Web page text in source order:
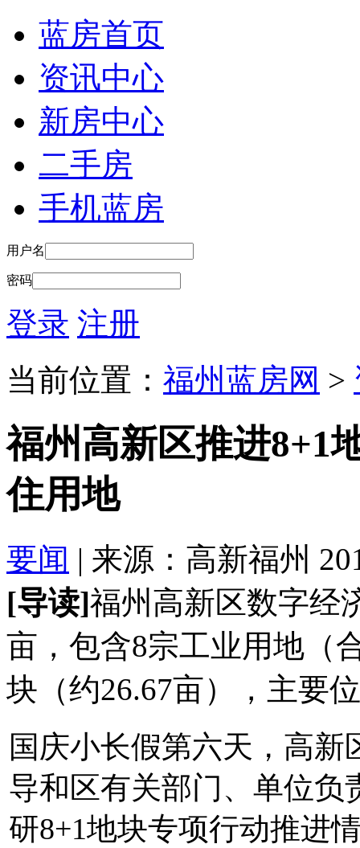
蓝房首页
资讯中心
新房中心
二手房
手机蓝房
用户名
密码
登录 注册
当前位置： 福州蓝房网 >
福州高新区推进8+1
住用地
要闻 | 来源：高新福州
[导读]福州高新区数字经
亩，包含8宗工业用地（
块（约26.67亩），主要
国庆小长假第六天，高
导和区有关部门、单位负
研8+1地块专项行动推进